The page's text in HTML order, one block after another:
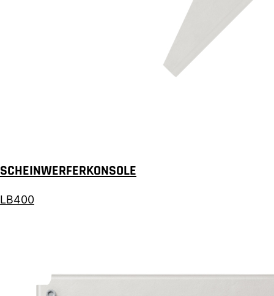
SCHEINWERFERKONSOLE
LB400